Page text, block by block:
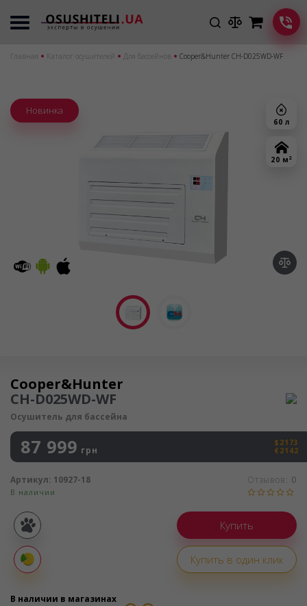
Главная Каталог осушителей Для бассейнов Cooper&Hunter CH-D025WD-WF
60 л
20 м 2
Новинка
Осушитель воздуха
Cooper&Hunter
CH-D025WD-WF
Осушитель для бассейна
87 999 грн
$2173
€2142
В наличии
Отзывов: 0
Артикул: 10927-18
Купить в один клик
Покупка
частями
В наличии в магазинах